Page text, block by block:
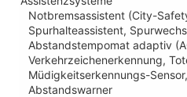
Notbremsassistent (City-
Spurhalteassistent,
Abstandstempomat adaptiv
Verkehrzeichenerkennung,
Müdigkeitserkennungs-
Abstandswarner